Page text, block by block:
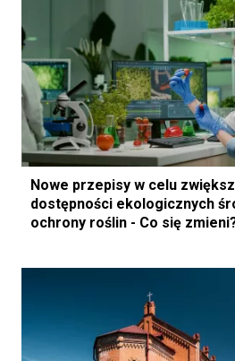
Nowe przepisy w celu
dostępności ekologicznych
ochrony roślin - Co się